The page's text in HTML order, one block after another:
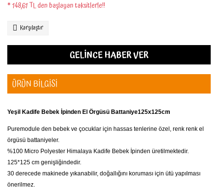
* 148,61 TL den başlayan taksitlerle!!
Karşılaştır
GELİNCE HABER VER
ÜRÜN BİLGİSİ
Yeşil Kadife Bebek İpinden El Örgüsü Battaniye125x125cm
Puremodule den bebek ve çocuklar için hassas tenlerine özel, renk renk el
örgüsü battaniyeler.
%100 Micro Polyester Himalaya Kadife Bebek İpinden üretilmektedir.
125*125 cm genişliğindedir.
30 derecede makinede yıkanabilir, doğallığını koruması için ütü yapılması
önerilmez.